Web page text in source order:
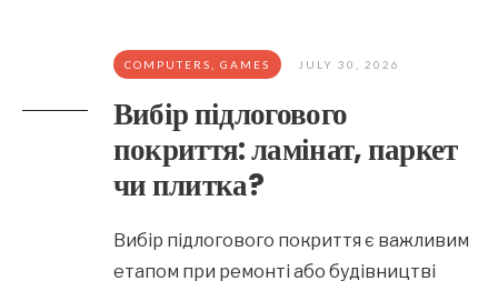
COMPUTERS, GAMES JULY 30, 2026
Вибір підлогового
покриття: ламінат, паркет
чи плитка?
Вибір підлогового покриття є важливим
етапом при ремонті або будівництві